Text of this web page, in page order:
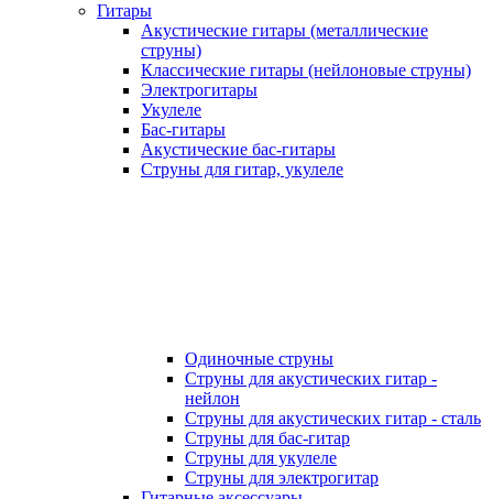
Гитары
Акустические гитары (металлические
струны)
Классические гитары (нейлоновые струны)
Электрогитары
Укулеле
Бас-гитары
Акустические бас-гитары
Струны для гитар, укулеле
Одиночные струны
Струны для акустических гитар -
нейлон
Струны для акустических гитар - сталь
Струны для бас-гитар
Струны для укулеле
Струны для электрогитар